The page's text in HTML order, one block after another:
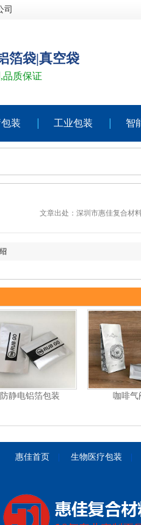
司
箔袋|真空袋
品质保证
装 工业包装 智
文章出处：深圳市惠佳复合材
防静电铝箔包装 咖啡气
惠佳首页 生物医疗包装